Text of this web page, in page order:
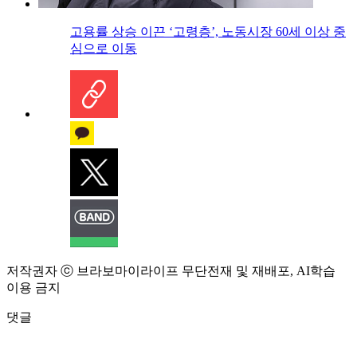
고용률 상승 이끈 ‘고령층’, 노동시장 60세 이상 중
심으로 이동
저작권자 ⓒ 브라보마이라이프 무단전재 및 재배포, AI학습
이용 금지
댓글